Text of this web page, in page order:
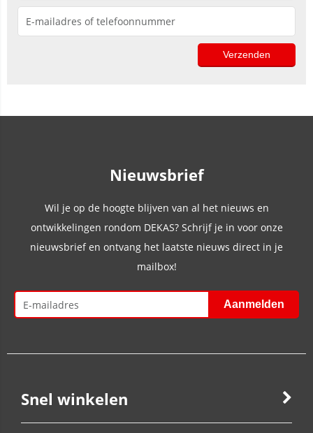
Nieuwsbrief
Wil je op de hoogte blijven van al het nieuws en
ontwikkelingen rondom DEKAS? Schrijf je in voor onze
nieuwsbrief en ontvang het laatste nieuws direct in je
mailbox!
Snel winkelen